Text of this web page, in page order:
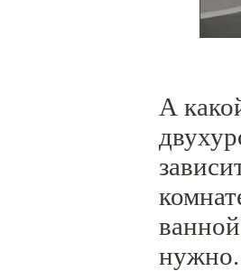
А
нужно.